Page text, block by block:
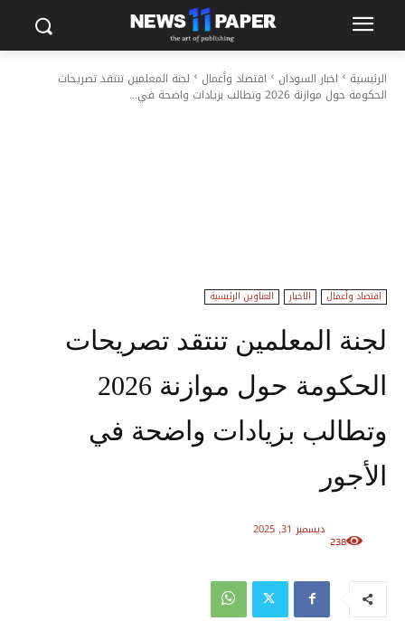
الرئيسية اخبار السودان اقتصاد وأعمال
لجنة المعلمين تنتقد تصريحات
الحكومة حول موازنة 2026 وتطالب بزيادات واضحة في...
اقتصاد وأعمال الاخبار العناوين الرئيسية
لجنة المعلمين تنتقد تصريحات
الحكومة حول موازنة 2026
وتطالب بزيادات واضحة في
الأجور
ديسمبر 31, 2025
238